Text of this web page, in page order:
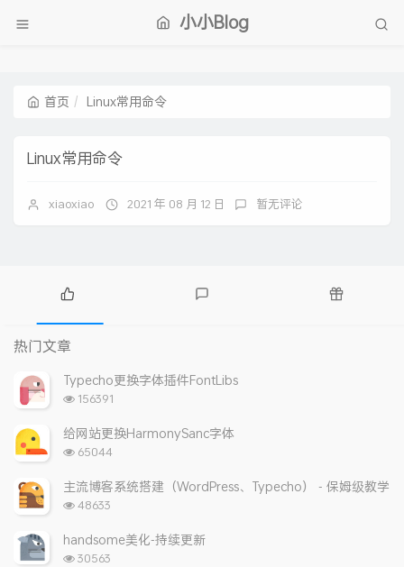
小小Blog
首页 Linux常用命令
Linux常用命令
xiaoxiao 2021 年 08 月 12 日 暂无评论
热
门
文
章
论
热门文章
Typecho更换字体插件FontLibs
浏
次
数:
156391
给网站更换HarmonySanc字体
浏
次
数:
65044
主流博客系统搭建（WordPress、Typecho） - 保姆级教学
浏
次
数:
48633
handsome美化-持续更新
浏
30563